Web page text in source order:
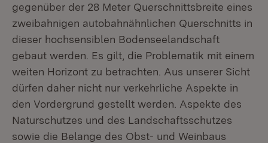
gegenüber der 28 Meter Querschnittsbreite eines
zweibahnigen autobahnähnlichen Querschnitts in
dieser hochsensiblen Bodenseelandschaft
gebaut werden. Es gilt, die Problematik mit einem
weiten Horizont zu betrachten. Aus unserer Sicht
dürfen daher nicht nur verkehrliche Aspekte in
den Vordergrund gestellt werden. Aspekte des
Naturschutzes und des Landschaftsschutzes
sowie die Belange des Obst- und Weinbaus